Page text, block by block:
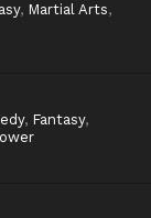
, Martial Arts,
, Fantasy,